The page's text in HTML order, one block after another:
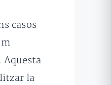
casos
la